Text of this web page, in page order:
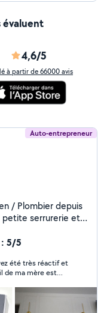
évaluent
4,6/5
à partir de 66000 avis
Auto-entrepreneur
petite serrurerie et
www mti35 fr
: 5/5